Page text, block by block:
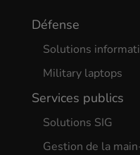
Défense
Solutions
Military laptops
Services publics
Solutions SIG
Gestion de la